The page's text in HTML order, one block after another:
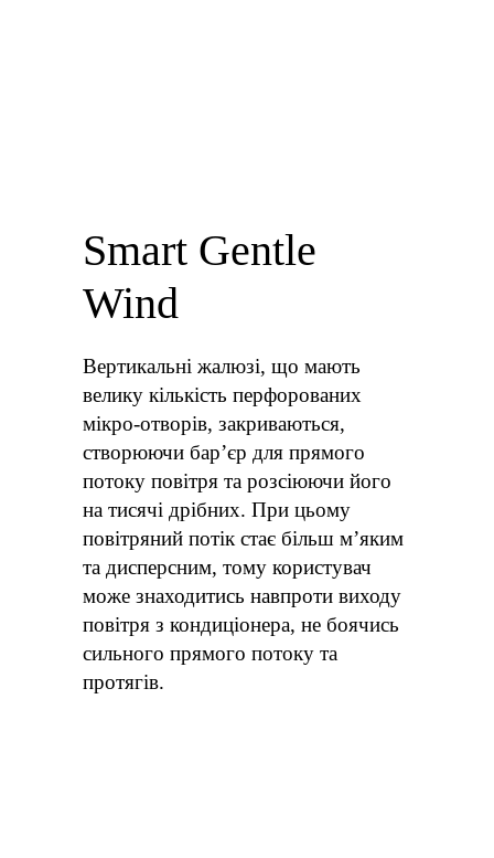
Smart Gentle
Wind
Вертикальні жалюзі, що мають
велику кількість перфорованих
мікро-отворів, закриваються,
створюючи бар’єр для прямого
потоку повітря та розсіюючи його
на тисячі дрібних. При цьому
повітряний потік стає більш м’яким
та дисперсним, тому користувач
може знаходитись навпроти виходу
повітря з кондиціонера, не боячись
сильного прямого потоку та
протягів.